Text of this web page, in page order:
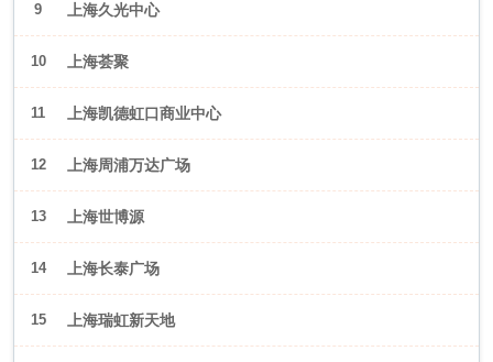
9 上海久光中心
10 上海荟聚
11 上海凯德虹口商业中心
12 上海周浦万达广场
13 上海世博源
14 上海长泰广场
15 上海瑞虹新天地